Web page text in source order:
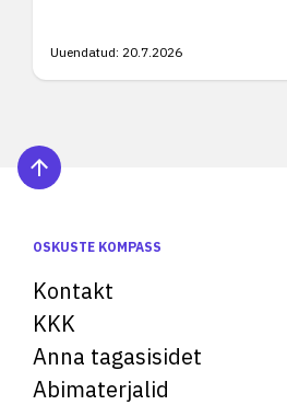
Uuendatud: 20.7.2026
OSKUSTE KOMPASS
Kontakt
KKK
Anna tagasisidet
Abimaterjalid